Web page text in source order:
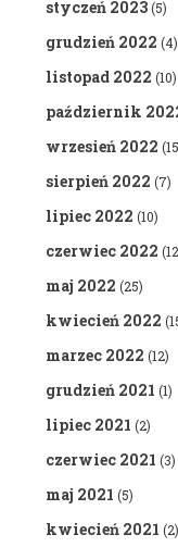
styczeń 2023(5)
grudzień 2022 (4)
listopad 2022 (10)
październik
wrzesień 2022
sierpień 2022 (7)
lipiec 2022 (10)
czerwiec 2022
maj 2022 (25)
kwiecień 2022
marzec 2022 (12)
grudzień 2021 (1)
lipiec 2021 (2)
czerwiec 2021 (3)
maj 2021 (5)
kwiecień 2021 (2)